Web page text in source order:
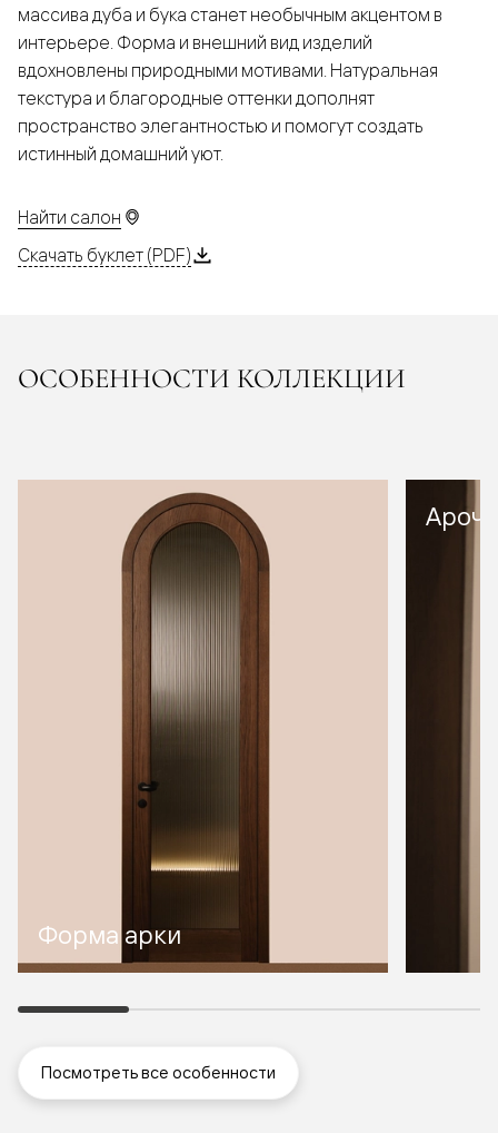
массива дуба и бука станет необычным акцентом в
интерьере. Форма и внешний вид изделий
вдохновлены природными мотивами. Натуральная
текстура и благородные оттенки дополнят
пространство элегантностью и помогут создать
истинный домашний уют.
Найти салон
Скачать буклет (PDF)
ОСОБЕННОСТИ КОЛЛЕКЦИИ
Форма арки
Посмотреть все особенности